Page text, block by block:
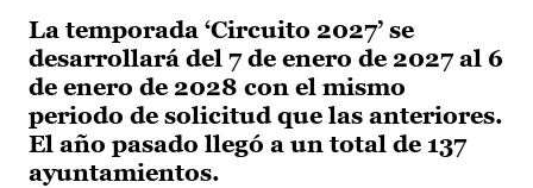
La temporada ‘Circuito 2027’ se
desarrollará del 7 de enero de 2027 al 6
de enero de 2028 con el mismo
periodo de solicitud que las anteriores.
El año pasado llegó a un total de 137
ayuntamientos.